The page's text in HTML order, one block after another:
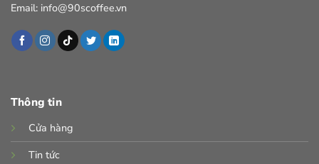
Email: info@90scoffee.vn
Thông tin
Cửa hàng
Tin tức